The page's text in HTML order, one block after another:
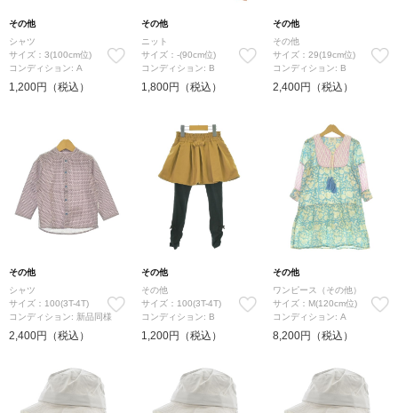
その他
シャツ
サイズ：3(100cm位)
コンディション: A
1,200円（税込）
その他
ニット
サイズ：-(90cm位)
コンディション: B
1,800円（税込）
その他
その他
サイズ：29(19cm位)
コンディション: B
2,400円（税込）
その他
シャツ
サイズ：100(3T-4T)
コンディション: 新品同様
2,400円（税込）
その他
その他
サイズ：100(3T-4T)
コンディション: B
1,200円（税込）
その他
ワンピース（その他）
サイズ：M(120cm位)
コンディション: A
8,200円（税込）